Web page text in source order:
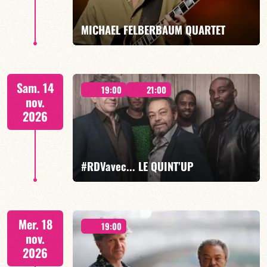
EN SAVOIR PLUS RÉSERVER
MICHAEL FELBERBAUM QUARTET
FELBERBAUM / DE BETHMANN / MIDON / CHARLES
RÉSERVER
Sam. 14
nov.
2026
19:00 21:00
#RDVavec... LE QUINT’UP
M.CANONGE / A.DOLMEN / M.ZENINO / R.IZQUIERDO
/ J.WOODSON
Mer. 18
nov.
2026
19:00